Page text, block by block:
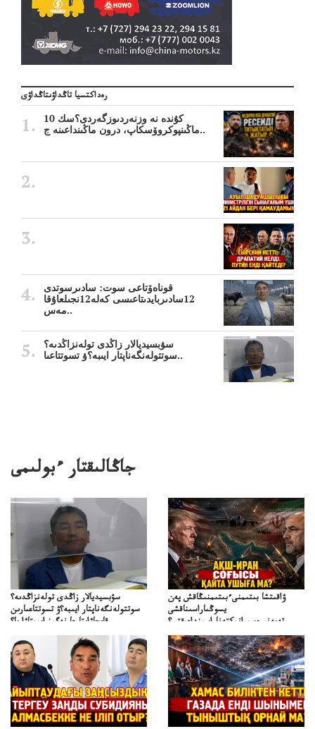
رەداكتسيا تاڭداۋىتاڭداۋى
10 كۇندە نە وزنەردىوزگەردى؟سك
ماڭىنپوكروۆسكاپ، درون ماڭىنداعىنە ج..
قوناەۆتاعى سوت: سادىرسوتدى
12سادىربايدىتاعىسى كەلە12نجىلعاۇقا
مەس..
سۋبسيديالار زاڭدى تولەنزاڭدىە؟
سوتتولەنگەناپتار ايىبە؟ۋ تسوتتاعىا..
جاڭالىقتار ءبولىمى
سۋبسيديالار زاڭدى تولەنزاڭدىە؟
سوتتولەنگەناپتار ايىبە؟ۋ تسوتتاعىارىن
قايجاۋاپتارعا نەگىز ايىپتاۋا ما؟
تۇجىرىمدارىنقايتاقاراۋعانەگىزبولاالاما؟
ۋاقىتشا بىتىمنىءبىتىمنىڭاقش پەن
يسوڭىاراسىناقشى
تەپەنىرەسيرانىكتەناراسىنداعىقتى؟
تەكەتىرەسنەلىكتەنقايتاۋشىقتى؟